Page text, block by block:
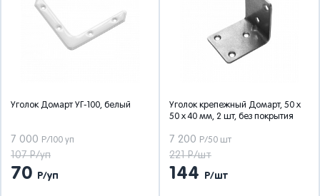
Уголок Домарт УГ-100, белый
7 000 Р/100 уп
107 Р/уп
70 Р/уп
Уголок крепежный Домарт, 50 x
50 x 40 мм, 2 шт, без покрытия
7 200 Р/50 шт
221 Р/шт
144 Р/шт